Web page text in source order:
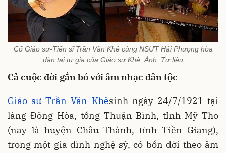
Cố Giáo sư-Tiến sĩ Trần Văn Khê cùng NSƯT Hải Phượng hòa
đàn tại tư gia của Giáo sư Khê. Ảnh: Tư liệu
Cả cuộc đời gắn bó với âm nhạc dân tộc
Giáo sư Trần Văn Khêsinh ngày 24/7/1921 tại
làng Đông Hòa, tổng Thuận Bình, tỉnh Mỹ Tho
(nay là huyện Châu Thành, tỉnh Tiền Giang),
trong một gia đình nghệ sỹ, có bốn đời theo âm